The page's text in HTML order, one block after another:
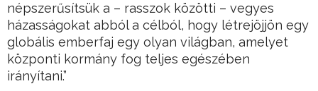
népszerűsítsük a – rasszok közötti – vegyes
házasságokat abból a célból, hogy létrejöjjön egy
globális emberfaj egy olyan világban, amelyet
központi kormány fog teljes egészében
irányítani.”